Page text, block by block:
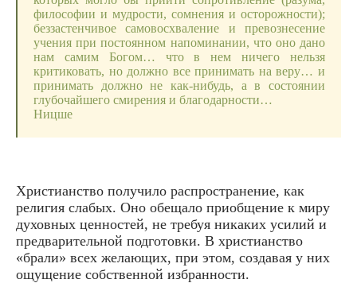
философии и мудрости, сомнения и осторожности);
беззастенчивое самовосхваление и превознесение
учения при постоянном напоминании, что оно дано
нам самим Богом… что в нем ничего нельзя
критиковать, но должно все принимать на веру… и
принимать должно не как-нибудь, а в состоянии
глубочайшего смирения и благодарности…
Ницше
Христианство получило распространение, как
религия слабых. Оно обещало приобщение к миру
духовных ценностей, не требуя никаких усилий и
предварительной подготовки. В христианство
«брали» всех желающих, при этом, создавая у них
ощущение собственной избранности.